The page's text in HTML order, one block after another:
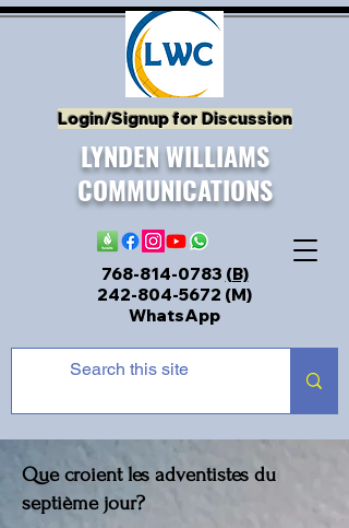
Login/Signup for Discussion
LYNDEN WILLIAMS
COMMUNICATIONS
768-814-0783 (B)
242-804-5672 (M)
WhatsApp
Que croient les adventistes du
septième jour?